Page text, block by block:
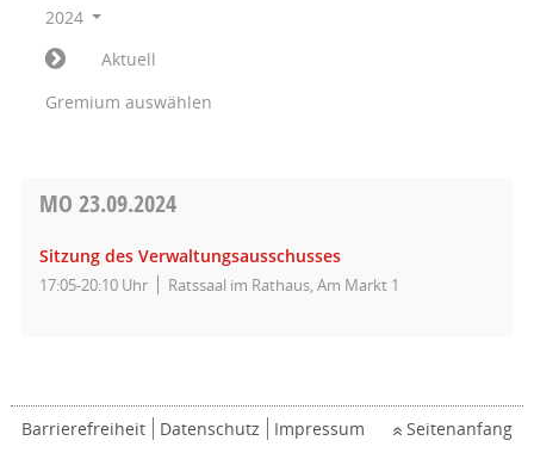
2024
Aktuell
Gremium auswählen
MO 23.09.2024
Sitzung des Verwaltungsausschusses
17:05-20:10 Uhr Ratssaal im Rathaus, Am Markt 1
Barrierefreiheit Datenschutz Impressum Seitenanfang